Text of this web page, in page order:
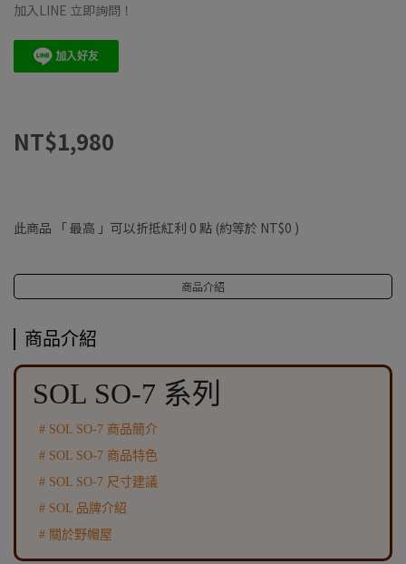
加入LINE 立即詢問！
NT$1,980
此商品 「 最高 」可以折抵紅利 0 點 (約等於 NT$0 )
商品介紹
商品介紹
SOL SO-7 系列
# SOL SO-7 商品簡介
# SOL SO-7 商品特色
# SOL SO-7 尺寸建議
# SOL 品牌介紹
# 關於野帽屋